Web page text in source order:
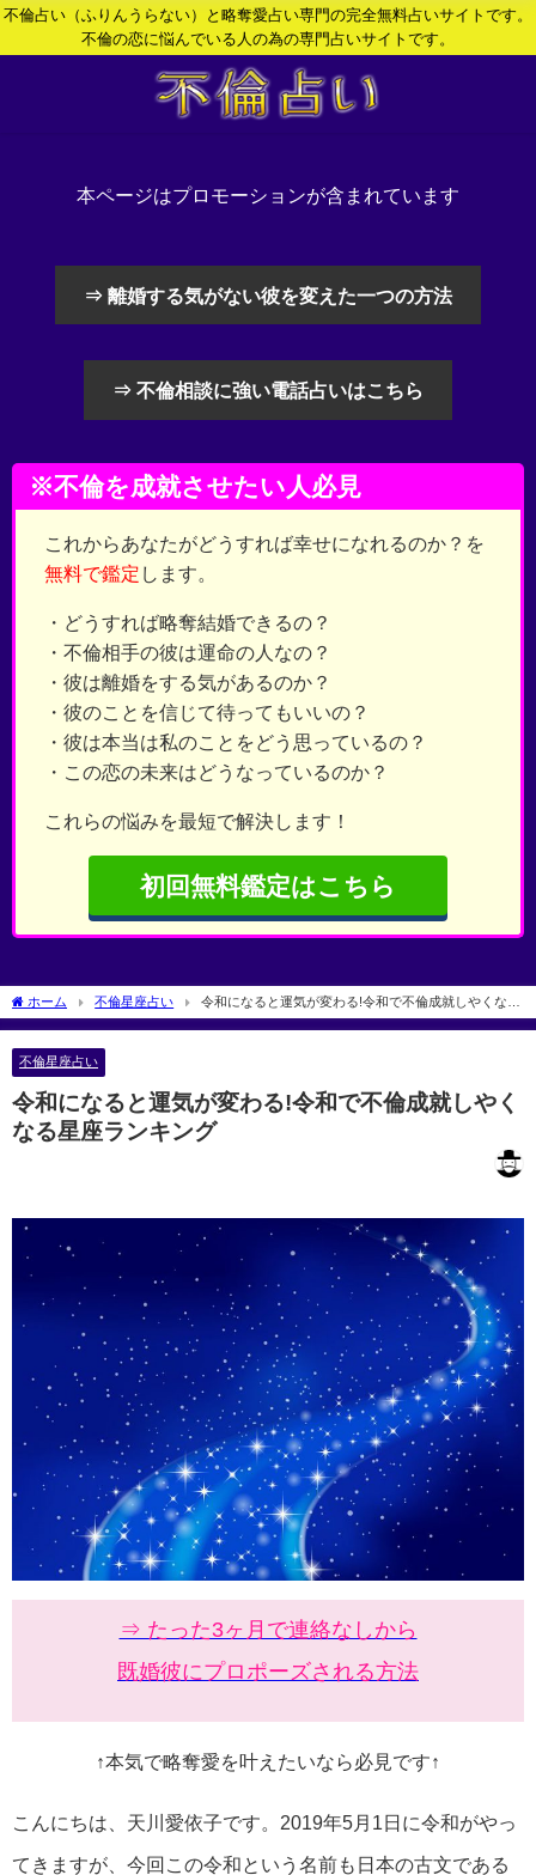
不倫占い（ふりんうらない）と略奪愛占い専門の完全無料占いサイトです。
不倫の恋に悩んでいる人の為の専門占いサイトです。
本ページはプロモーションが含まれています
⇒ 離婚する気がない彼を変えた一つの方法
⇒ 不倫相談に強い電話占いはこちら
※不倫を成就させたい人必見
これからあなたがどうすれば幸せになれるのか？を
無料で鑑定 します。
・どうすれば略奪結婚できるの？
・不倫相手の彼は運命の人なの？
・彼は離婚をする気があるのか？
・彼のことを信じて待ってもいいの？
・彼は本当は私のことをどう思っているの？
・この恋の未来はどうなっているのか？
これらの悩みを最短で解決します！
初回無料鑑定はこちら
ホーム 不倫星座占い
令和になると運気が変わる!令和で不倫成就しやくなる
星座ランキング
不倫星座占い
令和になると運気が変わる!令和で不倫成就しやく
なる星座ランキング
⇒ たった3ヶ月で連絡なしから
既婚彼にプロポーズされる方法
↑本気で略奪愛を叶えたいなら必見です↑
こんにちは、天川愛依子です。2019年5月1日に令和がやっ
てきますが、今回この令和という名前も日本の古文である